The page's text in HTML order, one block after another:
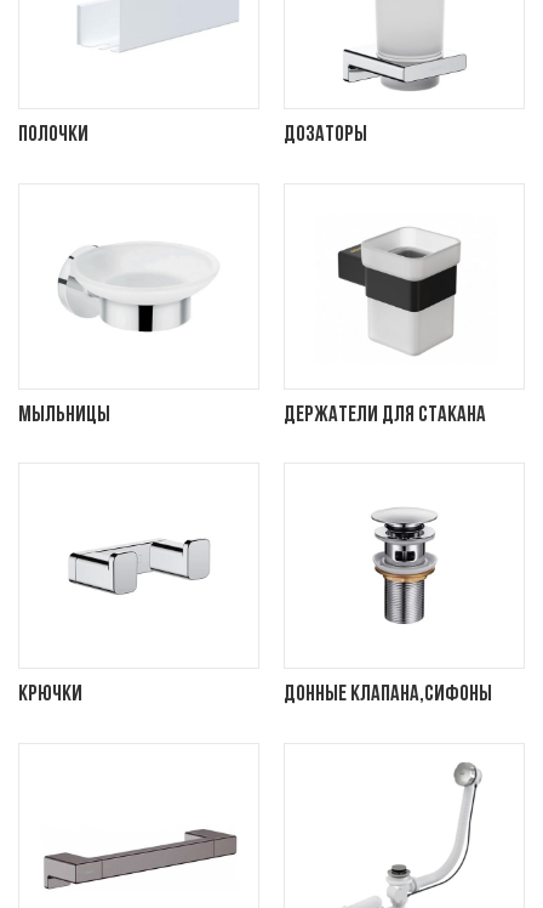
Полочки Дозаторы
Мыльницы Держатели для стакана
Крючки Донные клапана,сифоны